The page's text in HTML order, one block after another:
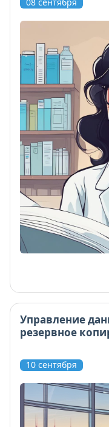
Управление
резервное
10 сентября